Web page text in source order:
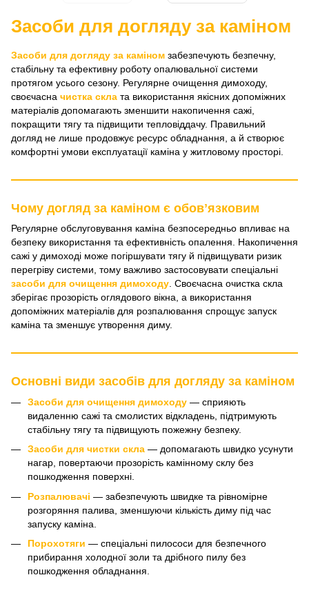
Засоби для догляду за каміном
Засоби для догляду за каміном забезпечують безпечну,
стабільну та ефективну роботу опалювальної системи
протягом усього сезону. Регулярне очищення димоходу,
своєчасна чистка скла та використання якісних допоміжних
матеріалів допомагають зменшити накопичення сажі,
покращити тягу та підвищити тепловіддачу. Правильний
догляд не лише продовжує ресурс обладнання, а й створює
комфортні умови експлуатації каміна у житловому просторі.
Чому догляд за каміном є обовʼязковим
Регулярне обслуговування каміна безпосередньо впливає на
безпеку використання та ефективність опалення. Накопичення
сажі у димоході може погіршувати тягу й підвищувати ризик
перегріву системи, тому важливо застосовувати спеціальні
засоби для очищення димоходу. Своєчасна очистка скла
зберігає прозорість оглядового вікна, а використання
допоміжних матеріалів для розпалювання спрощує запуск
каміна та зменшує утворення диму.
Основні види засобів для догляду за каміном
Засоби для очищення димоходу — сприяють
видаленню сажі та смолистих відкладень, підтримують
стабільну тягу та підвищують пожежну безпеку.
Засоби для чистки скла — допомагають швидко усунути
нагар, повертаючи прозорість камінному склу без
пошкодження поверхні.
Розпалювачі — забезпечують швидке та рівномірне
розгоряння палива, зменшуючи кількість диму під час
запуску каміна.
Порохотяги — спеціальні пилососи для безпечного
прибирання холодної золи та дрібного пилу без
пошкодження обладнання.